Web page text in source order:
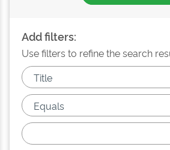
Add filters:
Use filters to refine the search